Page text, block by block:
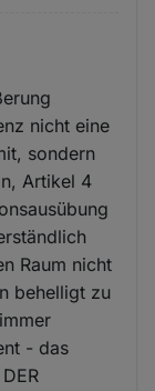
nicht eine
sondern
Artikel 4
Raum nicht
behelligt zu
- das